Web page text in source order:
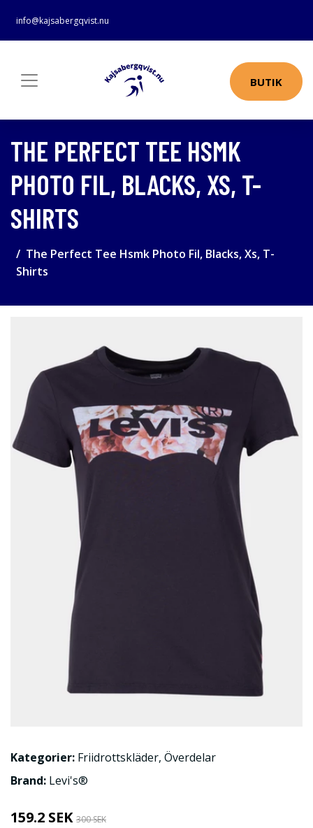
info@kajsabergqvist.nu
BUTIK
THE PERFECT TEE HSMK
PHOTO FIL, BLACKS, XS, T-
SHIRTS
The Perfect Tee Hsmk Photo Fil, Blacks, Xs, T-
Shirts
Kategorier: Friidrottskläder, Överdelar
Brand: Levi's®
159.2 SEK 300 SEK